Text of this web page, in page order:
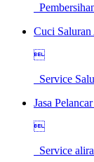
Cuci

Service
Jasa

Service